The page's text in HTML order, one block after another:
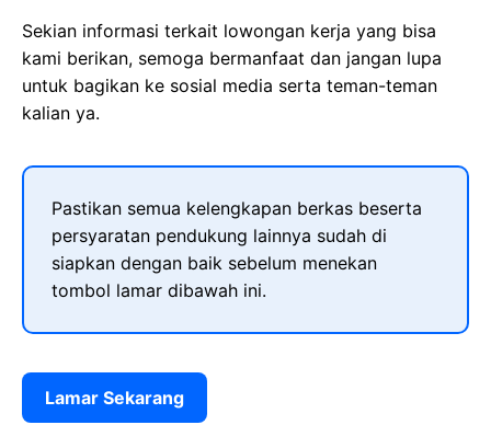
Sekian informasi terkait lowongan kerja yang bisa
kami berikan, semoga bermanfaat dan jangan lupa
untuk bagikan ke sosial media serta teman-teman
kalian ya.
Pastikan semua kelengkapan berkas beserta
persyaratan pendukung lainnya sudah di
siapkan dengan baik sebelum menekan
tombol lamar dibawah ini.
Lamar Sekarang